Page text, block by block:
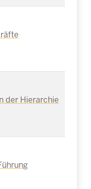
der Hierarchie